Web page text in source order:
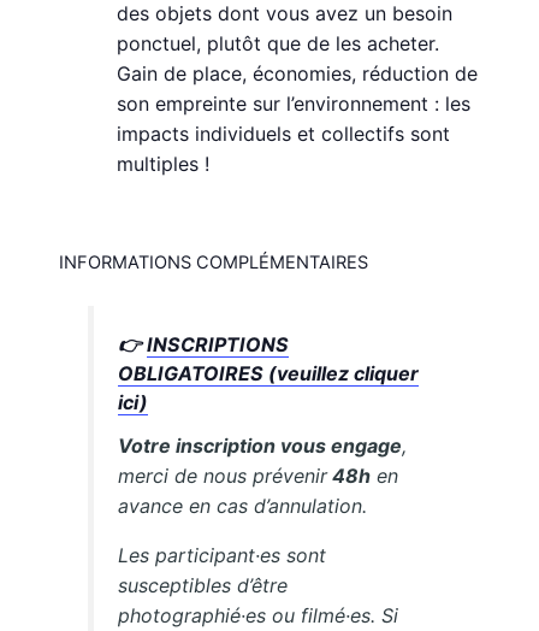
des objets dont vous avez un besoin
ponctuel, plutôt que de les acheter.
Gain de place, économies, réduction de
son empreinte sur l’environnement : les
impacts individuels et collectifs sont
multiples !
INFORMATIONS COMPLÉMENTAIRES
👉INSCRIPTIONS
OBLIGATOIRES (veuillez cliquer
ici)
Votre inscription vous engage,
merci de nous prévenir48h en
avance en cas d’annulation.
Les participant·es sont
susceptibles d’être
photographié·es ou filmé·es. Si